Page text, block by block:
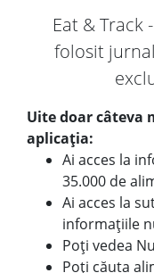
Eat & Track
folosit
Uite doar câteva
aplicația:
Ai acces la
35.000 de
Ai acces la
informațiile
Poți vedea
Poți căuta